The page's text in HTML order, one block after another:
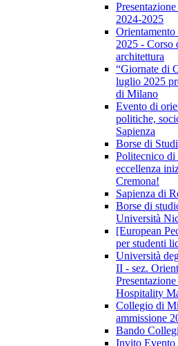
2024-2025
2025 - Corso
architettura
“Giornate di
luglio 2025
di Milano
Evento di
politiche,
Sapienza
Borse di
Politecnico
eccellenza
Cremona!
Sapienza di
Borse di
Università
[European
per studenti
Università
II - sez.
Hospitality
Collegio di
ammissione
Bando
Invito Evento